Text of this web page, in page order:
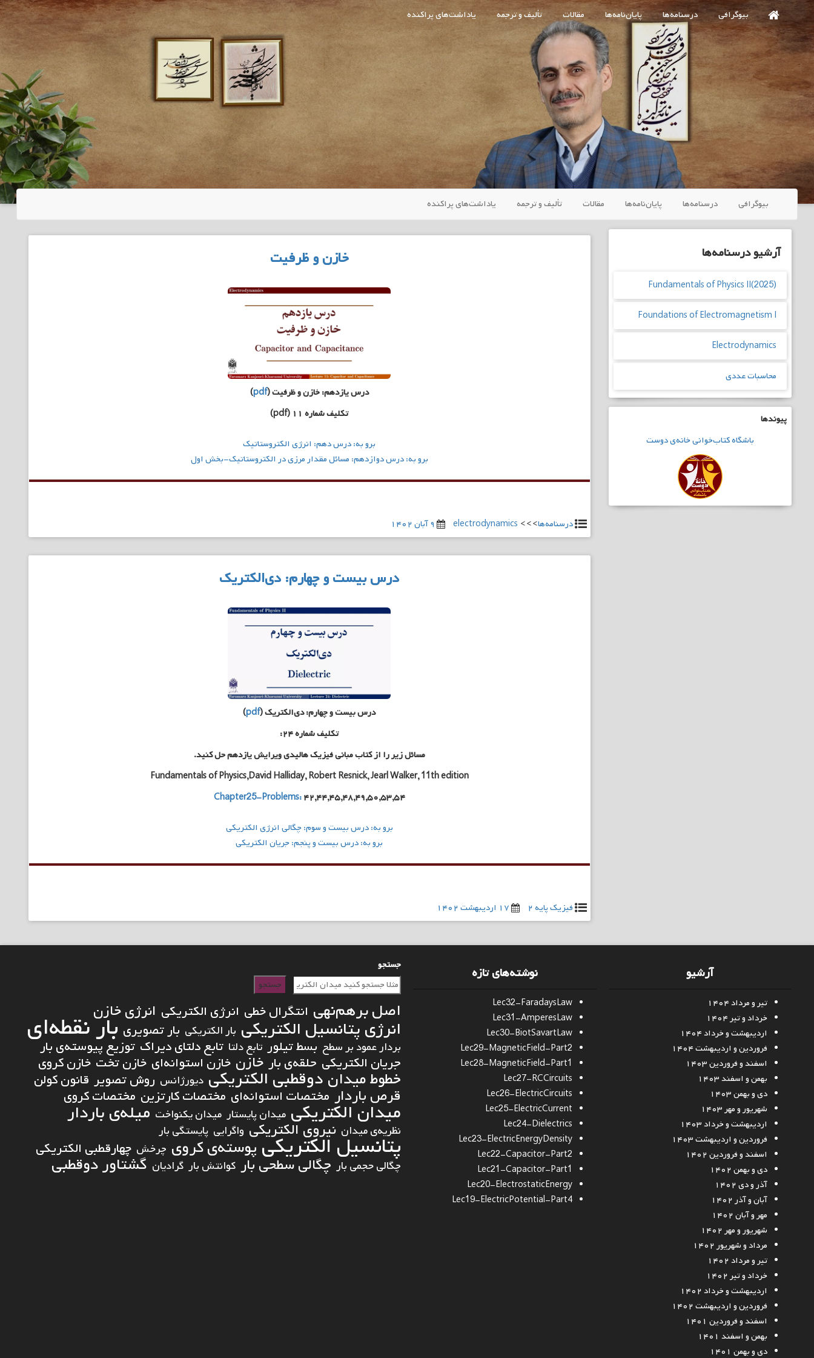
Skip
to
main
content
بیوگرافی درسنامه‌ها پایان‌نامه‌ها مقالات تألیف و ترجمه یاداشت‌های پراکنده
بیوگرافی درسنامه‌ها پایان‌نامه‌ها مقالات تألیف و ترجمه یاداشت‌های پراکنده
خازن و ظرفیت
درس یازدهم: خازن و ظرفیت(
pdf
)
تکلیف شماره ۱۱ (pdf)
برو به: درس دهم: انرژی الکتروستاتیک
برو به: درس دوازدهم: مسائل مقدار مرزی در الکتروستاتیک-بخش اول
درسنامه‌ها>>>
electrodynamics ۹ آبان ۱۴۰۲
درس بیست و چهارم: دی‌الکتریک
درس بیست و چهارم: دی‌الکتریک(
pdf
)
تکلیف شماره ۲۴:
مسائل زیر را از کتاب مبانی فیزیک هالیدی ویرایش یازدهم حل کنید.
Fundamentals of Physics,David Halliday, Robert Resnick, Jearl Walker, 11th edition
Chapter25-Problems:۴۲,۴۴,۴۵,۴۸,۴۹,۵۰,۵۳,۵۴
برو به: درس بیست و سوم: چگالی انرژی الکتریکی
برو به: درس بیست و پنجم: جریان الکتریکی
فیزیک پایه ۲ ۱۷ اردیبهشت ۱۴۰۲
آرشیو درسنامه‌ها
Fundamentals of Physics II(2025)
Foundations of Electromagnetism I
Electrodynamics
محاسبات عددی
پیوندها
باشگاهکتاب‌خوانیخانه‌ی دوست
آرشیو
تیر و مرداد ۱۴۰۴
خرداد و تیر ۱۴۰۴
اردیبهشت و خرداد ۱۴۰۴
فروردین و اردیبهشت ۱۴۰۴
اسفند و فروردین ۱۴۰۳
بهمن و اسفند ۱۴۰۳
دی و بهمن ۱۴۰۳
شهریور و مهر ۱۴۰۳
اردیبهشت و خرداد ۱۴۰۳
فروردین و اردیبهشت ۱۴۰۳
اسفند و فروردین ۱۴۰۲
دی و بهمن ۱۴۰۲
آذر و دی ۱۴۰۲
آبان و آذر ۱۴۰۲
مهر و آبان ۱۴۰۲
شهریور و مهر ۱۴۰۲
مرداد و شهریور ۱۴۰۲
تیر و مرداد ۱۴۰۲
خرداد و تیر ۱۴۰۲
اردیبهشت و خرداد ۱۴۰۲
فروردین و اردیبهشت ۱۴۰۲
اسفند و فروردین ۱۴۰۱
بهمن و اسفند ۱۴۰۱
دی و بهمن ۱۴۰۱
نوشته‌های تازه
Lec32-FaradaysLaw
Lec31-AmperesLaw
Lec30-BiotSavartLaw
Lec29-MagneticField-Part2
Lec28-MagneticField-Part1
Lec27-RCCircuits
Lec26-ElectricCircuits
Lec25-ElectricCurrent
Lec24-Dielectrics
Lec23-ElectricEnergyDensity
Lec22-Capacitor-Part2
Lec21-Capacitor-Part1
Lec20-ElectrostaticEnergy
Lec19-ElectricPotential-Part4
جستجو
جستجو
اصل برهم‌نهی انتگرال خطی انرژی الکتریکی انرژی خازن
انرژی پتانسیل الکتریکی بار الکتریکی بار تصویری بار نقطه‌ای
بردار عمود بر سطح بسط تیلور تابع دلتا تابع دلتای دیراک توزیع پیوسته‌ی بار
جریان الکتریکی حلقه‌ی بار خازن خازن استوانه‌ای خازن تخت خازن کروی
خطوط میدان دوقطبی الکتریکی دیورژانس روش تصویر قانون کولن
قرص باردار مختصات استوانه‌ای مختصات کارتزین مختصات کروی
میدان الکتریکی میدان پایستار میدان یکنواخت میله‌ی باردار
نظریه‌ی میدان نیروی الکتریکی واگرایی پایستگی بار پتانسیل الکتریکی پوسته‌ی کروی چرخش چهارقطبی الکتریکی
چگالی حجمی بار چگالی سطحی بار کوانتش بار گرادیان گشتاور دوقطبی